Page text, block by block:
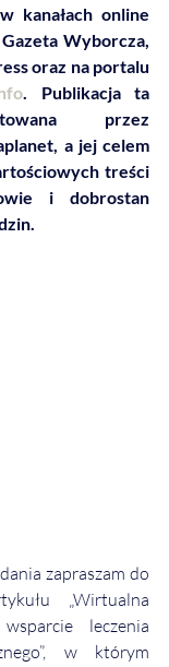
kanałach online
Wyborcza,
. Publikacja ta
przez
a jej celem
treści
i dobrostan
zapraszam do
„Wirtualna
leczenia
w którym